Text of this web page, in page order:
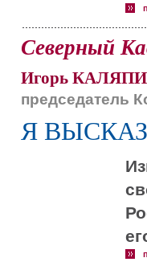
Северный
Игорь
председатель
Я